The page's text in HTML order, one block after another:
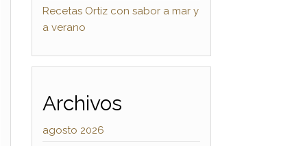
Recetas Ortiz con sabor a mar y
a verano
Archivos
agosto 2026